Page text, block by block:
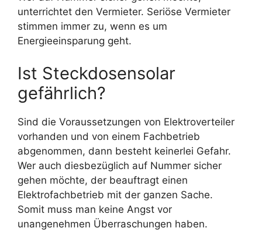
unterrichtet den Vermieter. Seriöse Vermieter
stimmen immer zu, wenn es um
Energieeinsparung geht.
Ist Steckdosensolar
gefährlich?
Sind die Voraussetzungen von Elektroverteiler
vorhanden und von einem Fachbetrieb
abgenommen, dann besteht keinerlei Gefahr.
Wer auch diesbezüglich auf Nummer sicher
gehen möchte, der beauftragt einen
Elektrofachbetrieb mit der ganzen Sache.
Somit muss man keine Angst vor
unangenehmen Überraschungen haben.